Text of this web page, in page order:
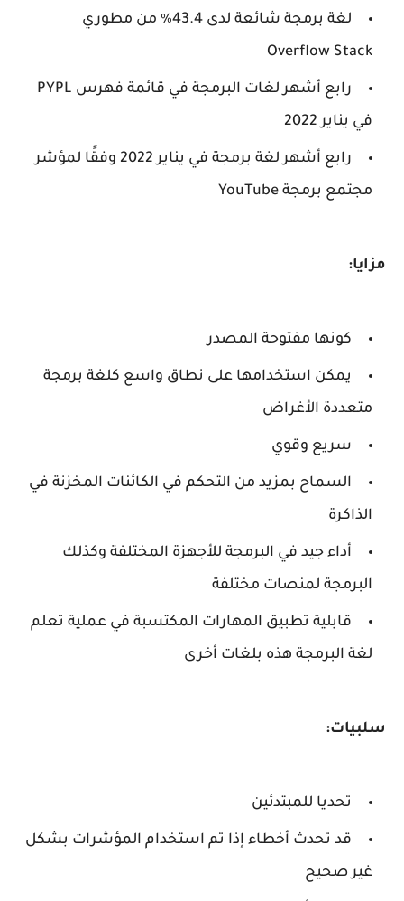
لغة برمجة شائعة لدى 43.4٪ من مطوري
Overflow Stack
رابع أشهر لغات البرمجة في قائمة فهرس PYPL
في يناير 2022
رابع أشهر لغة برمجة في يناير 2022 وفقًا لمؤشر
مجتمع برمجة YouTube
مزايا:
كونها مفتوحة المصدر
يمكن استخدامها على نطاق واسع كلغة برمجة
متعددة الأغراض
سريع وقوي
السماح بمزيد من التحكم في الكائنات المخزنة في
الذاكرة
أداء جيد في البرمجة للأجهزة المختلفة وكذلك
البرمجة لمنصات مختلفة
قابلية تطبيق المهارات المكتسبة في عملية تعلم
لغة البرمجة هذه بلغات أخرى
سلبيات:
تحديا للمبتدئين
قد تحدث أخطاء إذا تم استخدام المؤشرات بشكل
غير صحيح